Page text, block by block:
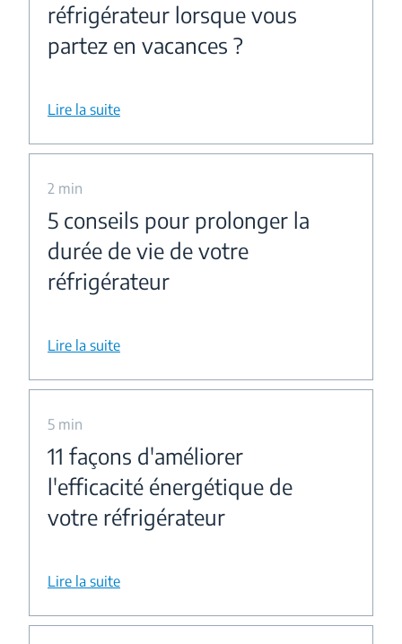
réfrigérateur lorsque vous
partez en vacances ?
Lire la suite
2 min
5 conseils pour prolonger la
durée de vie de votre
réfrigérateur
Lire la suite
5 min
11 façons d'améliorer
l'efficacité énergétique de
votre réfrigérateur
Lire la suite